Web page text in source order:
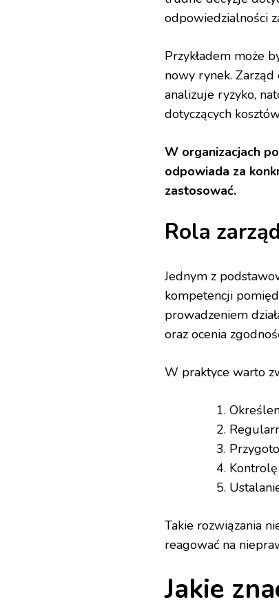
odpowiedzialności
Przykładem może
nowy rynek.
analizuje ryzyko,
dotyczących
W organizacjach
odpowiada za
zastosować.
Rola
Jednym z
kompetencji
prowadzeniem
oraz ocenia
W praktyce warto
Takie rozwiązania
reagować na
Jakie